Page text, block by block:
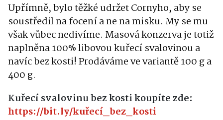
Upřímně, bylo těžké udržet Cornyho, aby se
soustředil na focení a ne na misku. My se mu
však vůbec nedivíme. Masová konzerva je totiž
naplněna 100% libovou kuřecí svalovinou a
navíc bez kosti! Prodáváme ve variantě 100 ga
400 g.
Kuřecí svalovinu bez kosti koupíte zde:
https://bit.ly/kuřecí_bez_kosti